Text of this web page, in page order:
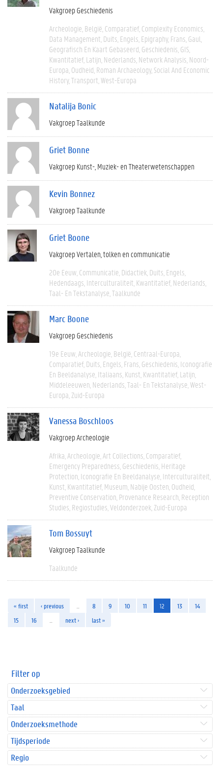
Vakgroep Geschiedenis
Archeologie België Comparatief Complexity Economics
Data Management Duits Engels Epigraphy Frans Gaul
Geografisch En Kaart Gebaseerd Geschiedenis GIS
Kwantitatief Latijn Nederlands Network Analysis Noord-
Europa Oudheid Roman Archaeology Social And Economic
History Transport West-Europa
Natalija Bonic
Vakgroep Taalkunde
Griet Bonne
Vakgroep Kunst-, Muziek- en Theaterwetenschappen
Kevin Bonnez
Vakgroep Taalkunde
Griet Boone
Vakgroep Vertalen, tolken en communicatie
20e Eeuw Communicatie Didactiek Duits Engels
Hedendaags Interculturaliteit Kwantitatief Nederlands
Taal- En Tekstanalyse Taalkunde
Marc Boone
Vakgroep Geschiedenis
19e Eeuw Archeologie België Centraal-Europa
Comparatief Duits Engels Frans Geschiedenis Iconografie
En Beeldanalyse Italiaans Kunst Kwantitatief Latijn
Middeleeuwen Nederlands Taal- En Tekstanalyse West-
Europa Zuid-Europa
Vanessa Boschloos
Vakgroep Archeologie
Afrika Archeologie Art Collections Comparatief
Emergency Preparedness Geschiedenis Heritage
Protection Iconografie En Beeldanalyse Interculturaliteit
Kunst Kwantitatief Museum Nabije Oosten Oudheid
Preventive Conservation Provenance Research Reception
Studies Regiostudies Veldonderzoek Zuid-Europa
Tom Bossuyt
Vakgroep Taalkunde
Taalkunde
« first ‹ previous 8 9 10 11 12 13
14
15
16 next › last »
Filter op
Onderzoeksgebied
Taal
Onderzoeksmethode
Tijdsperiode
Regio